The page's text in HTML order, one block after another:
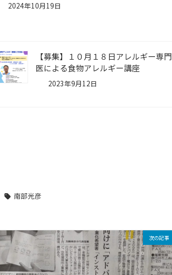
2024年10月19日
【募集】１０月１８日アレルギー専門
医による食物アレルギー講座
2023年9月12日
南部光彦
次の記事